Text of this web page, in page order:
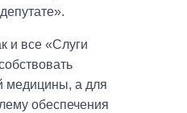
и все «Слуги
медицины, а для
обеспечения